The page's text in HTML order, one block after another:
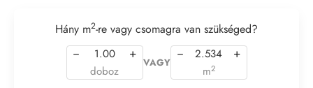
Hány m2-re vagy csomagra van szükséged?
− +
doboz
VAGY
− +
m2